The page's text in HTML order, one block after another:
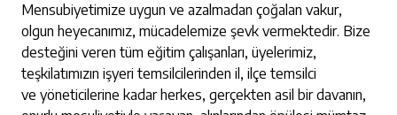
Mensubiyetimize uygun ve azalmadan çoğalan vakur,
olgun heyecanımız, mücadelemize şevk vermektedir. Bize
desteğini veren tüm eğitim çalışanları, üyelerimiz,
teşkilatımızın işyeri temsilcilerinden il, ilçe temsilci
ve yöneticilerine kadar herkes, gerçekten asil bir davanın,